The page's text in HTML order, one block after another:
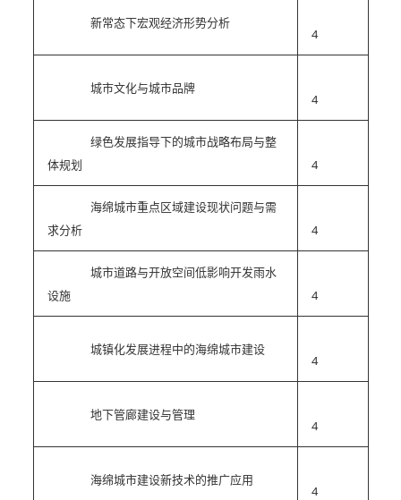
新常态下宏观经济形势分析
4
城市文化与城市品牌
4
绿色发展指导下的城市战略布局与整
体规划
4
海绵城市重点区域建设现状问题与需
求分析
4
城市道路与开放空间低影响开发雨水
设施
4
城镇化发展进程中的海绵城市建设
4
地下管廊建设与管理
4
海绵城市建设新技术的推广应用
4